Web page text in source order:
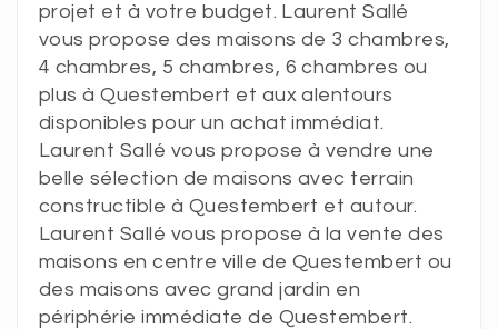
projet et à votre budget. Laurent Sallé
vous propose des maisons de 3 chambres,
4 chambres, 5 chambres, 6 chambres ou
plus à Questembert et aux alentours
disponibles pour un achat immédiat.
Laurent Sallé vous propose à vendre une
belle sélection de maisons avec terrain
constructible à Questembert et autour.
Laurent Sallé vous propose à la vente des
maisons en centre ville de Questembert ou
des maisons avec grand jardin en
périphérie immédiate de Questembert.